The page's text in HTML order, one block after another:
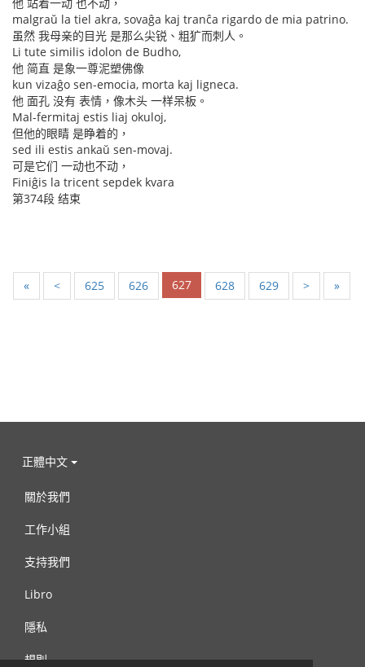
malgraŭ la tiel akra, sovaĝa kaj tranĉa rigardo de mia patrino.
虽然 我母亲的目光 是那么尖锐、粗犷而刺人。
Li tute similis idolon de Budho,
他 简直 是象一尊泥塑佛像
kun vizaĝo sen-emocia, morta kaj ligneca.
他 面孔 没有 表情，像木头 一样呆板。
Mal-fermitaj estis liaj okuloj,
但他的眼睛 是睁着的，
sed ili estis ankaŭ sen-movaj.
可是它们 一动也不动，
Finiĝis la tricent sepdek kvara
第374段 结束
« < 625 626 627 628 629 > »
正體中文
關於我們
工作小組
支持我們
Libro
隱私
規則